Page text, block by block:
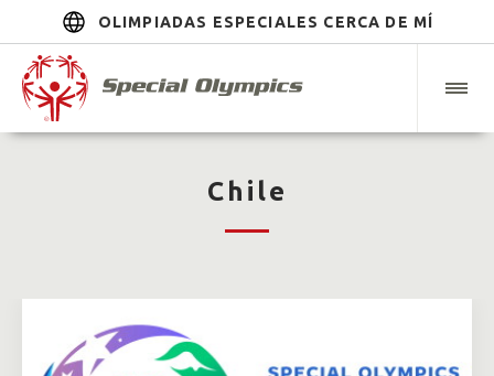
OLIMPIADAS ESPECIALES CERCA DE MÍ
Chile